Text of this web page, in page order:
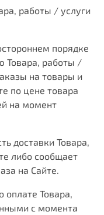
работы / услуги
порядке
Товара, работы /
на товары и
по цене товара
на момент
доставки Товара,
либо сообщает
на Сайте.
оплате Товара,
с момента